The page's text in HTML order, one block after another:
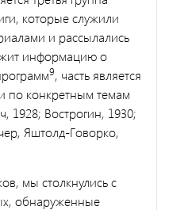
которые служили
и рассылались
информацию о
9, часть является
по конкретным темам
1928; Вострогин, 1930;
Яштолд-Говорко,
мы столкнулись с
обнаруженные